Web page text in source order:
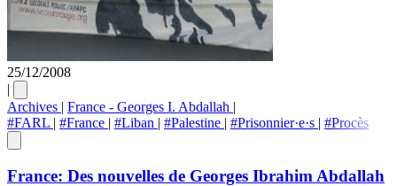
25/12/2008
|
Archives | France - Georges I. Abdallah |
#FARL | #France | #Liban | #Palestine | #Prisonnier·e·s | #Procès
France: Des nouvelles de Georges Ibrahim Abdallah